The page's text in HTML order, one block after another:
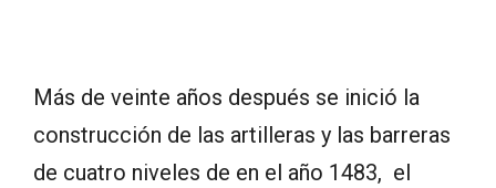
Más de veinte años después se inició la
construcción de las artilleras y las barreras
de cuatro niveles de en el año 1483, el